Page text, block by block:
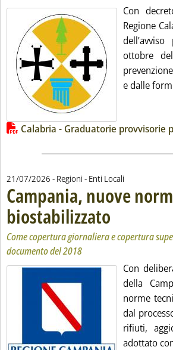
Con
Regione
ottobre
e dalle
Lista allegati PDF alla notizia
Calabria - Graduatorie provvisorie
21/07/2026 - Regioni - Enti Locali
Campania, nuove
biostabilizzato . Sottotitolo: Come
Come copertura giornaliera e copertura
documento del 2018
Con
della
norme
dal
rifiuti,
adottato